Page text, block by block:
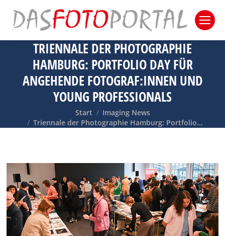
TRIENNALE DER PHOTOGRAPHIE
HAMBURG: PORTFOLIO DAY FÜR
ANGEHENDE FOTOGRAF:INNEN UND
YOUNG PROFESSIONALS
Sie befinden sich hier:
Start
Imaging News
Triennale der Photographie Hamburg: Portfolio…